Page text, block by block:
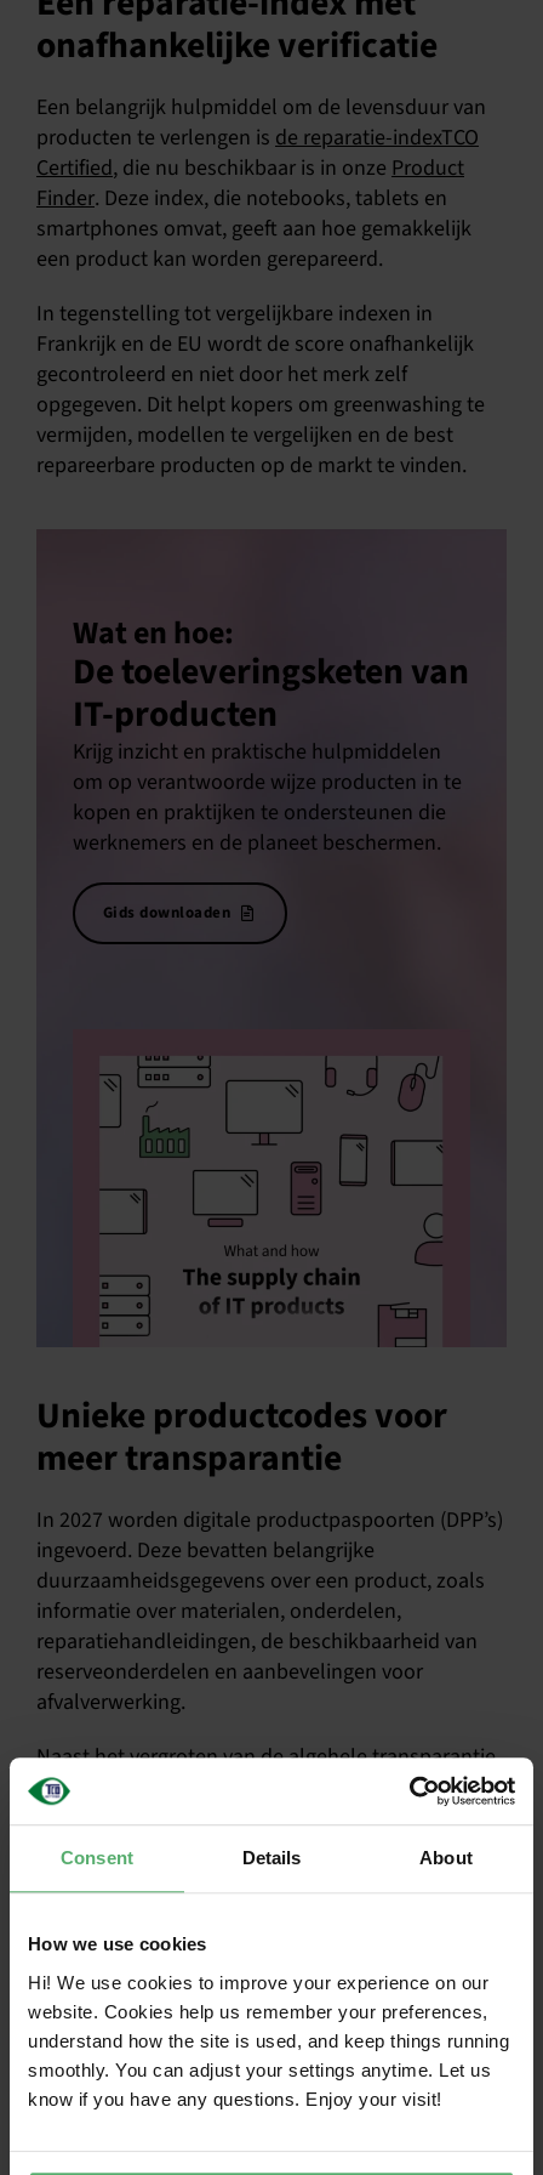
Consent Details About
How we use cookies
Hi! We use cookies to improve your experience on our
website. Cookies help us remember your preferences,
understand how the site is used, and keep things running
smoothly. You can adjust your settings anytime. Let us
know if you have any questions. Enjoy your visit!
onafhankelijke verificatie
Een belangrijk hulpmiddel om de levensduur van
producten te verlengen is de reparatie-indexTCO
Certified, die nu beschikbaar is in onze Product
Finder. Deze index, die notebooks, tablets en
smartphones omvat, geeft aan hoe gemakkelijk
een product kan worden gerepareerd.
In tegenstelling tot vergelijkbare indexen in
Frankrijk en de EU wordt de score onafhankelijk
gecontroleerd en niet door het merk zelf
opgegeven. Dit helpt kopers om greenwashing te
vermijden, modellen te vergelijken en de best
repareerbare producten op de markt te vinden.
Wat en hoe:
De toeleveringsketen van
IT-producten
Krijg inzicht en praktische hulpmiddelen
om op verantwoorde wijze producten in te
kopen en praktijken te ondersteunen die
werknemers en de planeet beschermen.
Gids downloaden
Unieke productcodes voor
meer transparantie
In 2027 worden digitale productpaspoorten (DPP’s)
ingevoerd. Deze bevatten belangrijke
duurzaamheidsgegevens over een product, zoals
informatie over materialen, onderdelen,
reparatiehandleidingen, de beschikbaarheid van
reserveonderdelen en aanbevelingen voor
afvalverwerking.
Naast het vergroten van de algehele transparantie
en de kwaliteit van milieugegevens, zullen DPP’s
gebruikers helpen producten met een lagere
klimaatimpact te herkennen en deze langer te
het keurmerk vereist dat producten worden
voorzien van een unieke productidentificatiecode,
een essentieel onderdeel van het DPP.
De e-waste crisis aanpakken
Elektronisch afval is de snelst groeiende